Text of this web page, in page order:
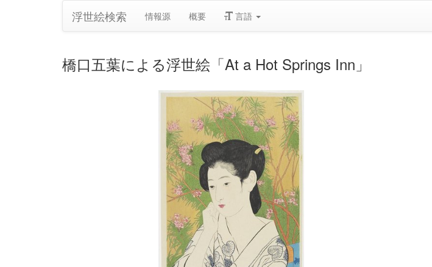
浮世絵検索 情報源 概要 言語
橋口五葉による浮世絵「At a Hot Springs Inn」